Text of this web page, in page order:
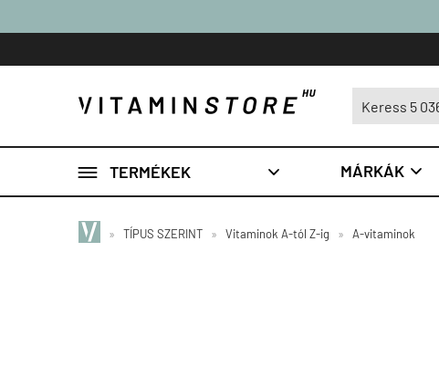
 TERMÉKEK  MÁRKÁK 
» TÍPUS SZERINT » Vitaminok A-tól Z-ig » A-vitaminok